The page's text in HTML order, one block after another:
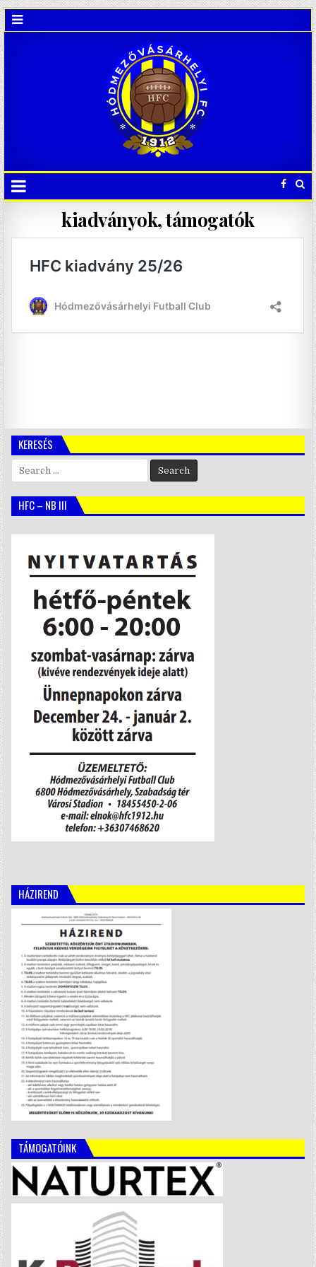
kiadványok, támogatók
KERESÉS
Search
for:
HFC – NB III
HÁZIREND
TÁMOGATÓINK